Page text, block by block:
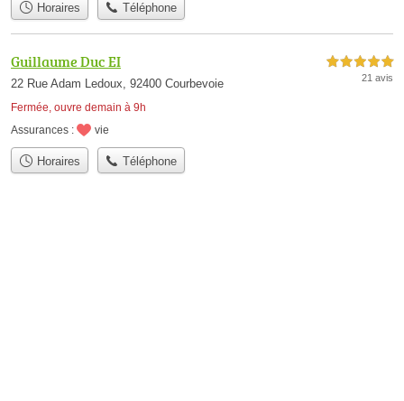
Horaires Téléphone
Guillaume Duc EI
22 Rue Adam Ledoux, 92400 Courbevoie
Fermée, ouvre demain à 9h
5,0 étoiles sur 5
21 avis
Assurances : vie
Horaires Téléphone